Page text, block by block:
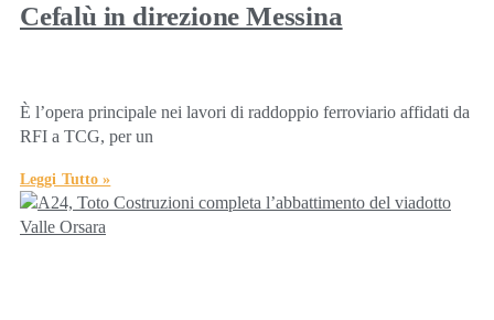
Cefalù in direzione Messina
È l’opera principale nei lavori di raddoppio ferroviario affidati da
RFI a TCG, per un
Leggi Tutto »